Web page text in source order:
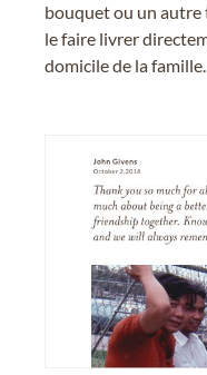
bouquet ou un autre
le faire livrer
domicile de la famille.